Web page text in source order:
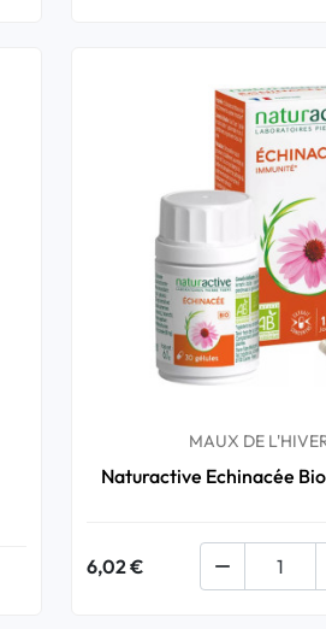
MAUX DE
Naturactive Echinacée
6,02 € 